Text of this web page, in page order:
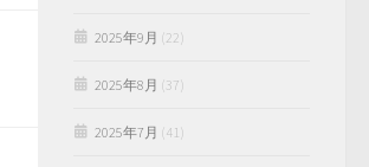
2025年9月 (22)
2025年8月 (37)
2025年7月 (41)